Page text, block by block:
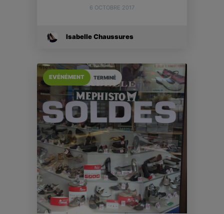
6 OCTOBRE 2017
Isabelle Chaussures
TERMINÉ
EVÉNÉMENT